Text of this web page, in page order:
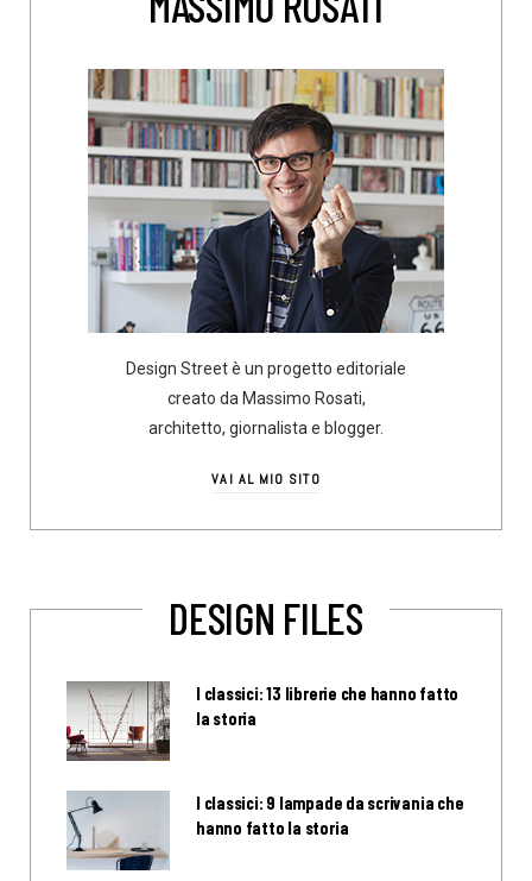
Design Street è un progetto editoriale
creato da Massimo Rosati,
architetto, giornalista e blogger.
VAI AL MIO SITO
DESIGN FILES
I classici: 13 librerie che hanno fatto
la storia
I classici: 9 lampade da scrivania che
hanno fatto la storia